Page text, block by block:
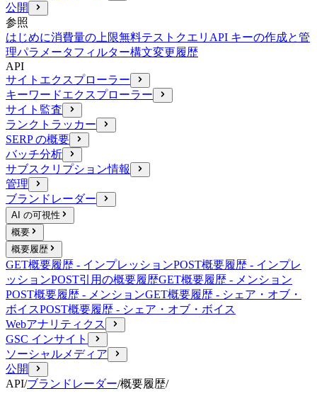
公開
参照
はじめに消費量の上限無料テストクエリ API キーの作成と管
理パラメータフィルター構文変更履歴
API
サイトエクスプローラー
キーワードエクスプローラー
サイト監査
ランクトラッカー
SERP の概要
バッチ分析
サブスクリプション情報
管理
ブランドレーダー
AI の可視性
概要
概要履歴
GET概要履歴 - インプレッションPOST概要履歴 - インプレ
ッションPOST引用の概要履歴GET概要履歴 - メンション
POST概要履歴 - メンションGET概要履歴 - シェア・オブ・
ボイスPOST概要履歴 - シェア・オブ・ボイス
Webアナリティクス
GSC インサイト
ソーシャルメディア
公開
API/ブランドレーダー/概要履歴/